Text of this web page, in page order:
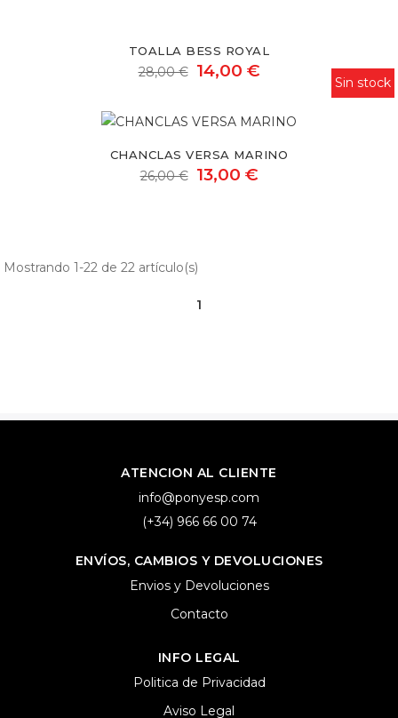
royal
TOALLA BESS ROYAL
28,00 € 14,00 €
Chanclas
marino
CHANCLAS VERSA MARINO
26,00 €
Sin stock
13,00 €
Mostrando 1-22 de 22 artículo(s)
1
ATENCION AL CLIENTE
info@ponyesp.com
(+34) 966 66 00 74
ENVÍOS, CAMBIOS Y DEVOLUCIONES
Envios y Devoluciones
Contacto
INFO LEGAL
Politica de Privacidad
Aviso Legal